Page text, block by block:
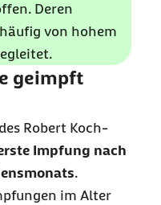
Deren
von hohem
geimpft
Robert Koch-
Impfung nach
.
im Alter